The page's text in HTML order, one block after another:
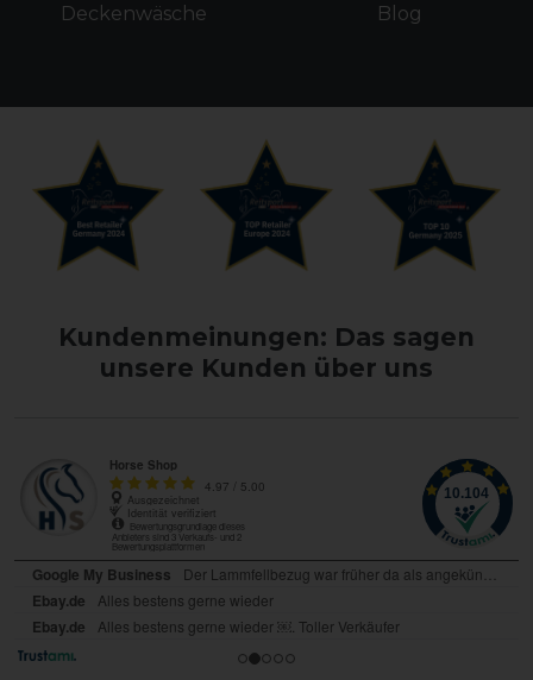
Deckenwäsche Blog
Kundenmeinungen: Das sagen
unsere Kunden über uns